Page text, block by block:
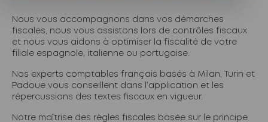
Nous vous accompagnons dans vos démarches
fiscales, nous vous assistons lors de contrôles fiscaux
et nous vous aidons à optimiser la fiscalité de votre
filiale espagnole, italienne ou portugaise.
Nos experts comptables français basés à Milan, Turin et
Padoue vous conseillent dans l’application et les
répercussions des textes fiscaux en vigueur.
Notre maîtrise des règles fiscales basée sur le principe